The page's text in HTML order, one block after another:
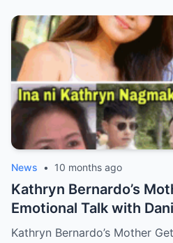
News • 10 months ago
Kathryn Bernardo’s
Emotional Talk with
Won’t Believe What
Kathryn Bernardo’s Mother